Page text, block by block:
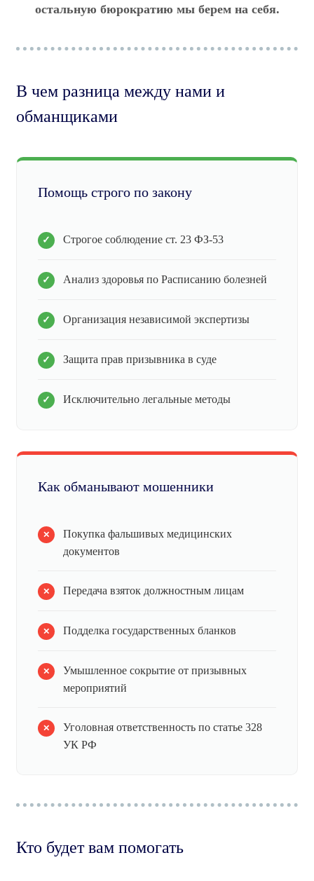
остальную бюрократию мы берем на себя.
В чем разница между нами и
обманщиками
Помощь строго по закону
Строгое соблюдение ст. 23 ФЗ-53
Анализ здоровья по Расписанию болезней
Организация независимой экспертизы
Защита прав призывника в суде
Исключительно легальные методы
Как обманывают мошенники
Покупка фальшивых медицинских
документов
Передача взяток должностным лицам
Подделка государственных бланков
Умышленное сокрытие от призывных
мероприятий
Уголовная ответственность по статье 328
УК РФ
Кто будет вам помогать